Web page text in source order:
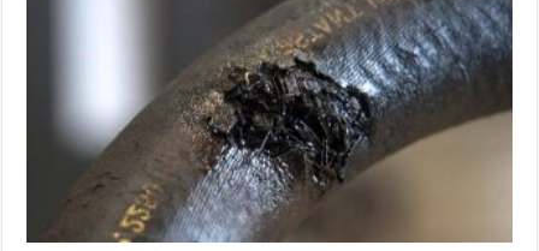
کردن
شیلنگ
هیدرولیک
کار
درستی
است؟